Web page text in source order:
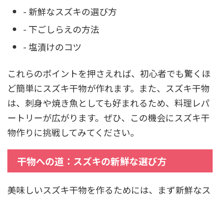
- 新鮮なスズキの選び方
- 下ごしらえの方法
- 塩漬けのコツ
これらのポイントを押さえれば、初心者でも驚くほ
ど簡単にスズキ干物が作れます。また、スズキ干物
は、刺身や焼き魚としても好まれるため、料理レパ
ートリーが広がります。ぜひ、この機会にスズキ干
物作りに挑戦してみてください。
干物への道：スズキの新鮮な選び方
美味しいスズキ干物を作るためには、まず新鮮なス